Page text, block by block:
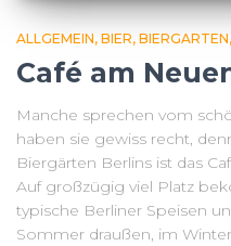
ALLGEMEIN BIER BIERGARTEN
Café am
Manche sprechen vom
haben sie gewiss recht,
Biergärten Berlins ist das
Auf großzügig viel Platz
typische Berliner Speisen
Sommer draußen, im